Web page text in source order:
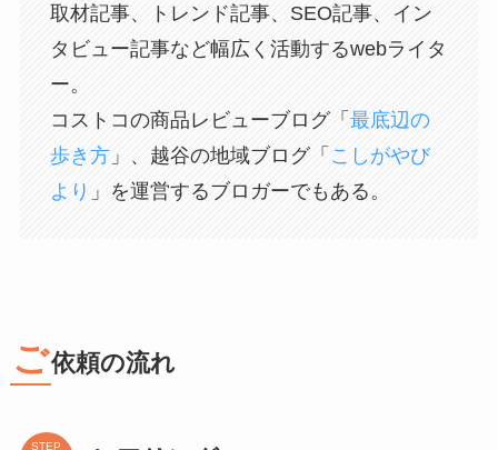
取材記事、トレンド記事、SEO記事、イン
タビュー記事など幅広く活動するwebライタ
ー。
コストコの商品レビューブログ「 最底辺の
歩き方」、越谷の地域ブログ「 こしがやび
より 」を運営するブロガーでもある。
ご依頼の流れ
STEP